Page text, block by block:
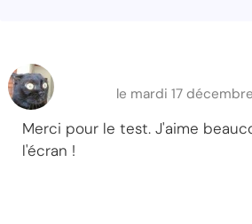
le mardi 17
Merci pour le test. J'aime
l'écran !